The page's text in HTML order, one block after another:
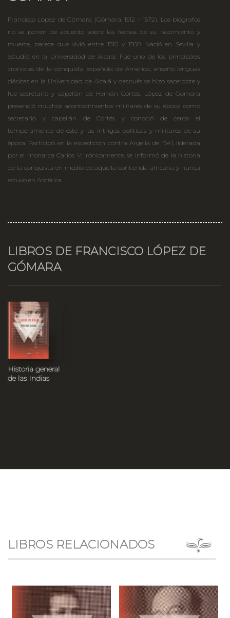
Francisco López de Gómara (Gómara, 1512 – 1572). Los biógrafos
no se ponen de acuerdo sobre las fechas de su nacimiento y
muerte, parece que vivió entre 1510 y 1560. Nació en Sevilla y
estudió en la Universidad de Alcalá. Fue uno de los principales
cronistas de la conquista española de América; enseñó lenguas
clásicas en la Universidad de Alcalá y después se hizo sacerdote y
fue secretario y capellán de Hernán Cortés. López de Gómara
presenció muchos acontecimientos militares de su época como
secretario y capellán de Cortés y conoció de cerca el
temperamento de éste y las intrigas políticas y militares de su
época. Participó en la expedición contra Argelia de 1541, liderada
por el monarca Carlos V; irónicamente, se informó de la historia
de la conquista en medio de aquella contienda africana y nunca
estuvo en América.
LIBROS DE FRANCISCO LÓPEZ DE
GÓMARA
Historia general
de las Indias
LIBROS RELACIONADOS